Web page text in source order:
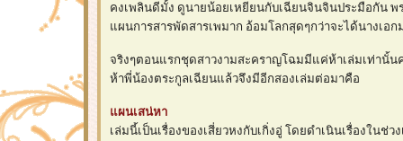
คงเพลินดีมั้ง ดูนายน้อยเหยียนกับเฉียนจินจินประมือกัน พ
ผนการสารพัดสารเพมาก อ้อมโลกสุดๆกว่าจะได้นางเอก
จริงๆตอนแรกชุดสาวงามสะคราญโฉมมีแค่ห้าเล่มเท่านั้น
ห้าพี่น้องตระกูลเฉียนแล้วจึงมีอีกสองเล่มต่อมาคือ
ผนเสน่หา
เล่มนี้เป็นเรื่องของเสี่ยวหงกับเกิ่งอู่ โดยดำเนินเรื่องในช่ว